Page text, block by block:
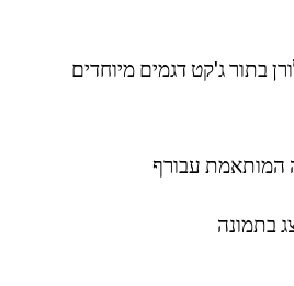
בתור ג'קט דגמים מיוחדים
המותאמת עבורף
בתמונה